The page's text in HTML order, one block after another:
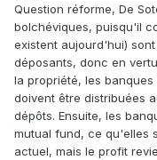
Question réforme, De
bolchéviques, puisqu'il
existent aujourd'hui)
déposants, donc en
la propriété, les
doivent être distribuées
dépôts. Ensuite, les
mutual fund, ce qu'elles
actuel, mais le profit